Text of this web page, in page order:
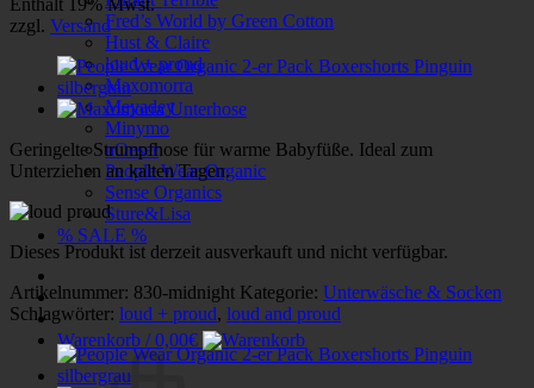
Fred’s World by Green Cotton
Hust & Claire
loud + proud
Maxomorra
Meyadey
Minymo
nOeser
People Wear Organic
Sense Organics
Sture&Lisa
% SALE %
Warenkorb /0,00€
zzgl. Versand
Geringelte Strumpfhose für warme Babyfüße. Ideal zum
Unterziehen an kalten Tagen.
Dieses Produkt ist derzeit ausverkauft und nicht verfügbar.
Artikelnummer: 830-midnight Kategorie: Unterwäsche & Socken
Schlagwörter: loud + proud, loud and proud